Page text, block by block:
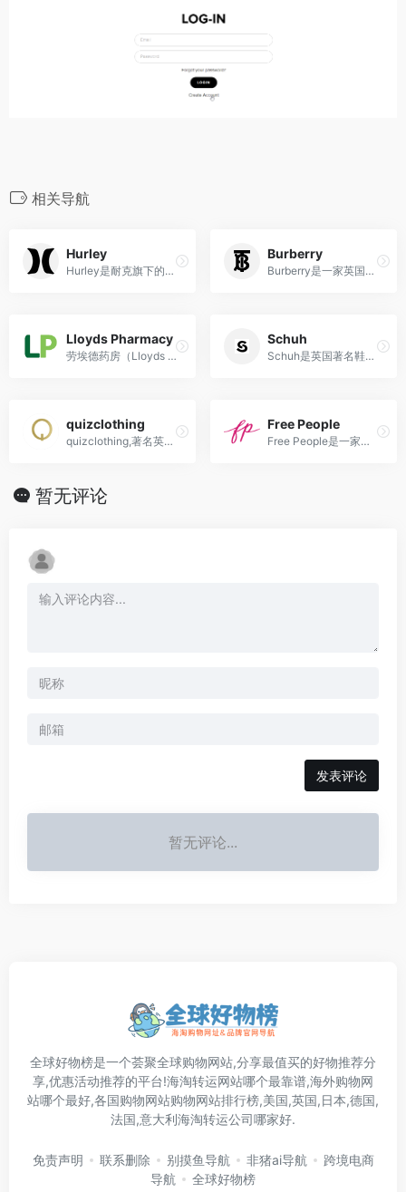
相关导航
Hurley
Hurley是耐克旗下的潮流服装品牌，融合冲浪、滑板与街头文化，提供独特时尚的服饰和配件。
Burberry
Burberry是一家英国奢侈品牌，以其经典格纹图案和高品质的时装、配件和香水而闻名。
Lloyds Pharmacy
劳埃德药房（Lloyds Pharmacy）是英国最大的药房连锁，提供全面的医药保健服务，包括处方药和非处方药销售、健康咨询、药物管理等服务。
Schuh
Schuh是英国著名鞋类零售商，在英国和爱尔兰拥有60多家门店。他们以休闲和运动鞋为主，适合年轻人购买。提供Toms、Vans、Crocs、Adidas等品牌和自有品牌Schuh。
quizclothing
quizclothing,著名英国时尚零售集团 海淘攻略,直邮转运中国攻略
Free People
Free People是一家美国时尚品牌，该品牌以设计独特、艺术感强的女装、鞋子、配件和家居装饰而闻名。
暂无评论
发表评论
暂无评论...
全球好物榜是一个荟聚全球购物网站,分享最值买的好物推荐分
享,优惠活动推荐的平台!海淘转运网站哪个最靠谱,海外购物网
站哪个最好,各国购物网站购物网站排行榜,美国,英国,日本,德国,
法国,意大利海淘转运公司哪家好.
免责声明 联系删除 别摸鱼导航 非猪ai导航
跨境电商
导航
全球好物榜